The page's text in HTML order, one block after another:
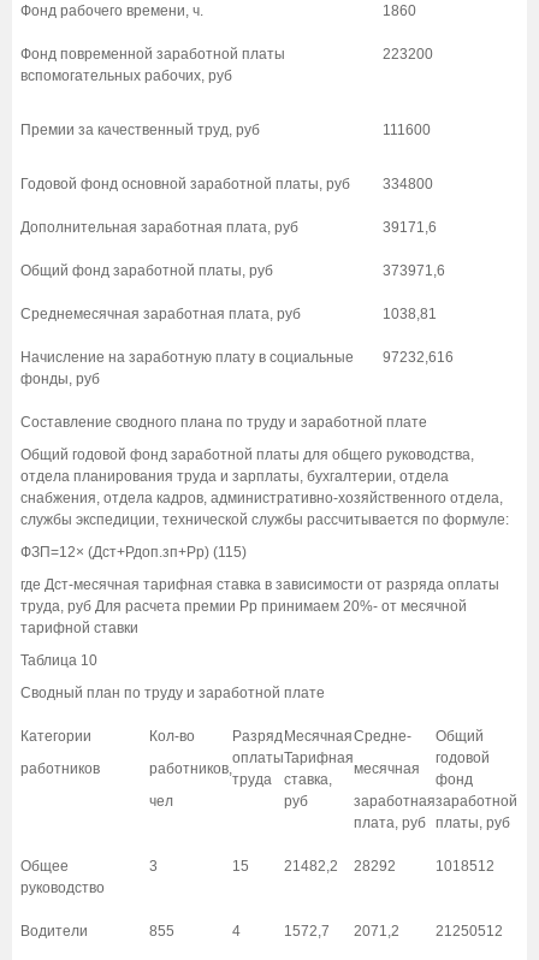
Фонд рабочего времени, ч. 1860
Фонд повременной заработной платы
вспомогательных рабочих, руб
223200
Премии за качественный труд, руб 111600
Годовой фонд основной заработной платы, руб 334800
Дополнительная заработная плата, руб 39171,6
Общий фонд заработной платы, руб 373971,6
Среднемесячная заработная плата, руб 1038,81
Начисление на заработную плату в социальные
фонды, руб
97232,616
Составление сводного плана по труду и заработной плате
Общий годовой фонд заработной платы для общего руководства,
отдела планирования труда и зарплаты, бухгалтерии, отдела
снабжения, отдела кадров, административно-хозяйственного отдела,
службы экспедиции, технической службы рассчитывается по формуле:
ФЗП=12× (Дст+Рдоп.зп+Рр) (115)
где Дст-месячная тарифная ставка в зависимости от разряда оплаты
труда, руб Для расчета премии Рр принимаем 20%- от месячной
тарифной ставки
Таблица 10
Сводный план по труду и заработной плате
Категории
работников
Кол-во
работников,
чел
Разряд
оплаты
труда
Месячная
Тарифная
ставка,
руб
Средне-
месячная
заработная
плата, руб
Общий
годовой
фонд
заработной
платы, руб
Общее
руководство
3 15 21482,2 28292 1018512
Водители 855 4 1572,7 2071,2 21250512